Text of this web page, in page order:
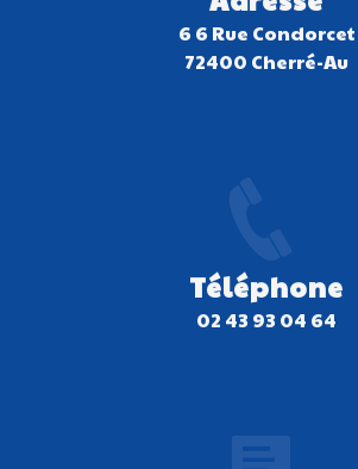
6 6 Rue Condorcet
72400 Cherré-Au
Téléphone
02 43 93 04 64